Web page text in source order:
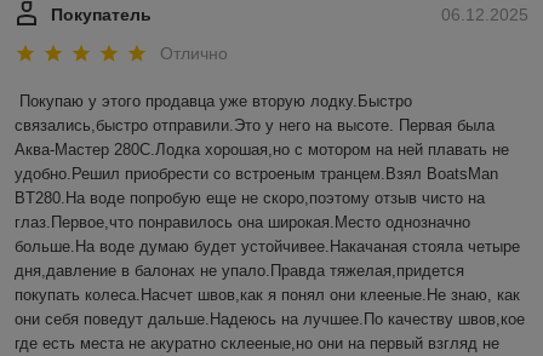
06.12.2025
Покупатель
Отлично
Покупаю у этого продавца уже вторую лодку.Быстро
связались,быстро отправили.Это у него на высоте. Первая была
Аква-Мастер 280С.Лодка хорошая,но с мотором на ней плавать не
удобно.Решил приобрести со встроеным транцем.Взял BoatsMan
BT280.На воде попробую еще не скоро,поэтому отзыв чисто на
глаз.Первое,что понравилось она широкая.Место однозначно
больше.На воде думаю будет устойчивее.Накачаная стояла четыре
дня,давление в балонах не упало.Правда тяжелая,придется
покупать колеса.Насчет швов,как я понял они клееные.Не знаю, как
они себя поведут дальше.Надеюсь на лучшее.По качеству швов,кое
где есть места не акуратно склееные,но они на первый взгляд не